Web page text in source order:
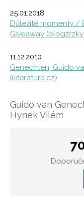
25.01.2018
Důležité momenty /
Giveaway
11.12.2010
Genechten, Guido
(iliteratura.cz)
Guido van
Hynek Vilém